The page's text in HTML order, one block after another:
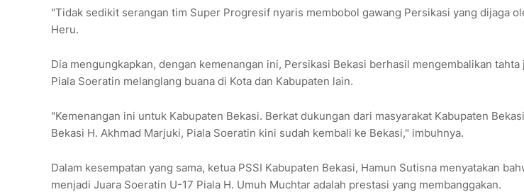
"Tidak sedikit serangan tim Super Progresif nyaris membobol gawang Persikasi yang dijaga
Heru.
Dia mengungkapkan, dengan kemenangan ini, Persikasi Bekasi berhasil mengembalikan
Piala Soeratin melanglang buana di Kota dan Kabupaten lain.
"Kemenangan ini untuk Kabupaten Bekasi. Berkat dukungan dari masyarakat Kabupaten
Bekasi H. Akhmad Marjuki, Piala Soeratin kini sudah kembali ke Bekasi," imbuhnya.
Dalam kesempatan yang sama, ketua PSSI Kabupaten Bekasi, Hamun Sutisna menyatakan
menjadi Juara Soeratin U-17 Piala H. Umuh Muchtar adalah prestasi yang membanggakan.